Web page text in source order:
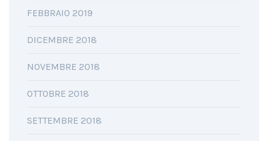
FEBBRAIO 2019
DICEMBRE 2018
NOVEMBRE 2018
OTTOBRE 2018
SETTEMBRE 2018